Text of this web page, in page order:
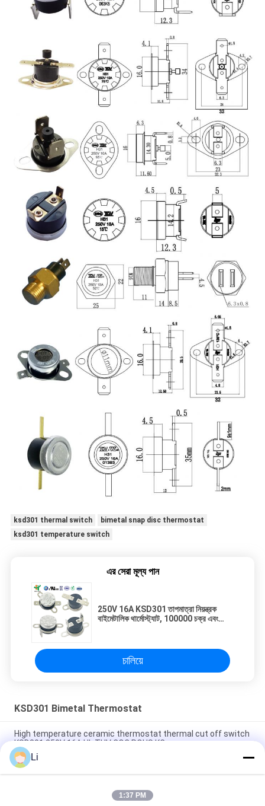
ksd301 thermal switch
bimetal snap disc thermostat
ksd301 temperature switch
এর সেরা মূল্য পান
250V 16A KSD301 তাপমাত্রা নিয়ন্ত্রক
বাইমেটালিক থার্মোস্ট্যাট, 100000 চক্র এবং
চালিয়ে
KSD301 Bimetal Thermostat
High temperature ceramic thermostat thermal cut off switch
KSD301 250V 16A UL TUV CQC ROHS KC
Bimetal Disc Snap Action Thermostats, low temperature
limited control switch H31 250V 10 13C
Snap Action Type KSD301 Bimetal Thermostat AC 125V 250V
Li
1:37 PM